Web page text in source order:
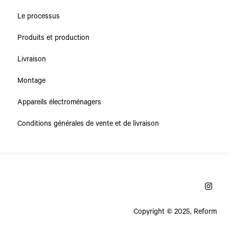
Le processus
Produits et production
Livraison
Montage
Appareils électroménagers
Conditions générales de vente et de livraison
Copyright © 2025, Reform